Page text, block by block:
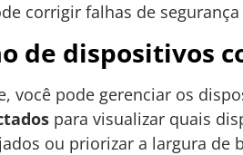
corrigir falhas de
de dispositivos
você pode gerenciar os
para visualizar quais
ou priorizar a largura de